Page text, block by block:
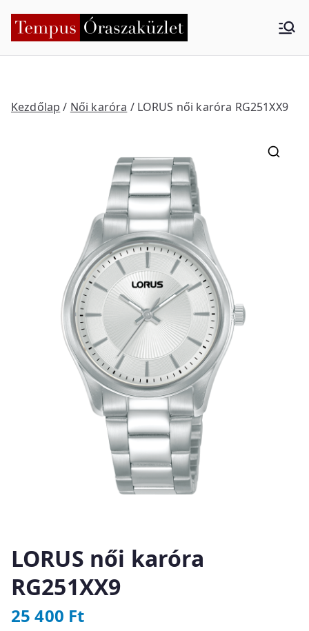
Tempus
küzlet
Kezdőlap / Női karóra / LORUS női karóra RG251XX9
LORUS női karóra
RG251XX9
25 400 Ft